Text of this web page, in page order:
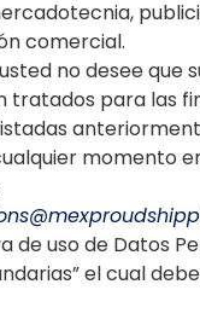
comercial.
no desee que
tratados para las
momento
de uso de Datos
el cual